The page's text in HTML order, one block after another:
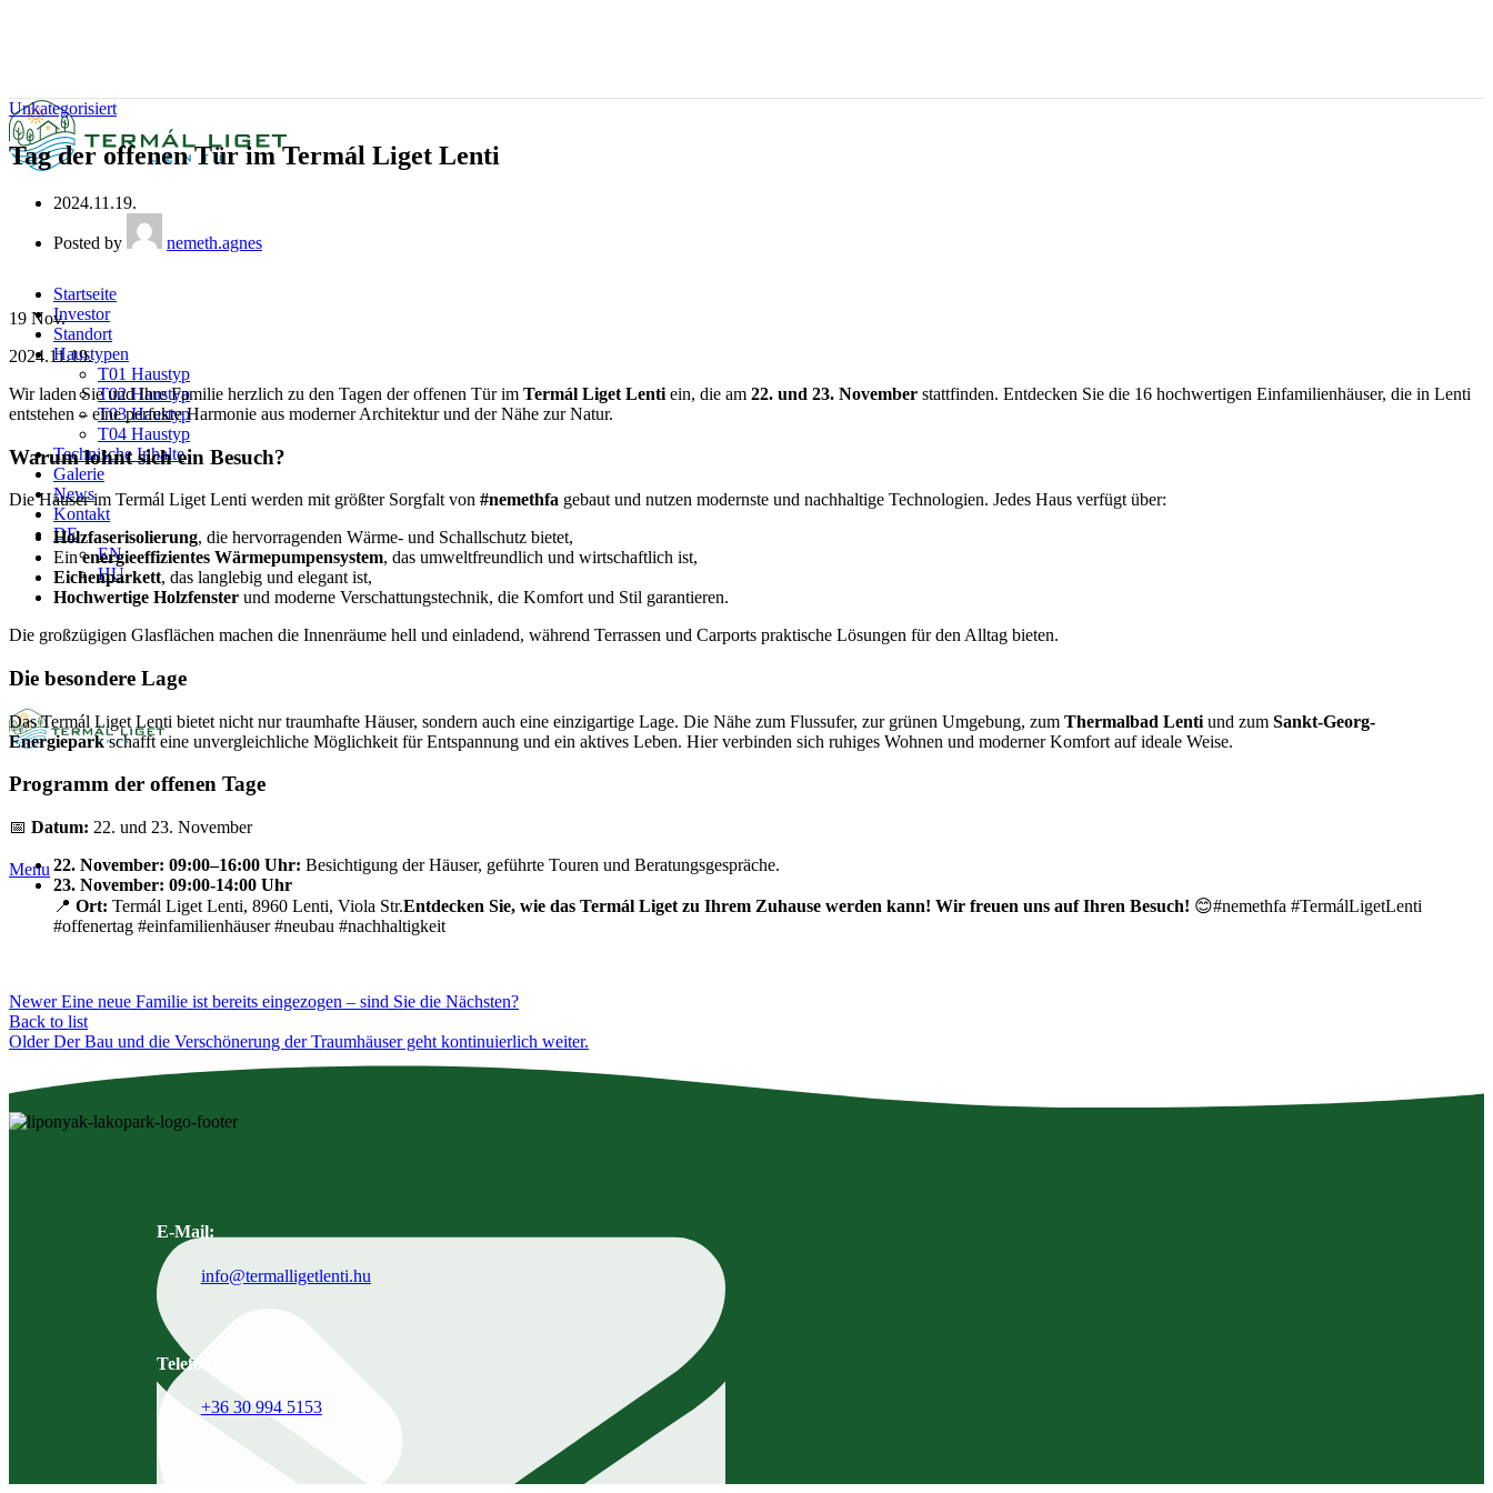
Startseite
Investor
Standort
Haustypen
T01 Haustyp
T02 Haustyp
T03 Haustyp
T04 Haustyp
Technische Inhalte
Galerie
News
Kontakt
DE
EN
HU
Menu
Unkategorisiert
Tag der offenen Tür im Termál Liget Lenti
2024.11.19.
Posted by nemeth.agnes
19 Nov.
2024.11.19.
Wir laden Sie und Ihre Familie herzlich zu den Tagen der offenen Tür im Termál Liget Lenti ein, die am 22. und 23. November stattfinden. Entdecken Sie die 16 hochwertigen Einfamilienhäuser, die in Lenti
entstehen – eine perfekte Harmonie aus moderner Architektur und der Nähe zur Natur.
Warum lohnt sich ein Besuch?
Die Häuser im Termál Liget Lenti werden mit größter Sorgfalt von #nemethfa gebaut und nutzen modernste und nachhaltige Technologien. Jedes Haus verfügt über:
Holzfaserisolierung, die hervorragenden Wärme- und Schallschutz bietet,
Einenergieeffizientes Wärmepumpensystem, das umweltfreundlich und wirtschaftlich ist,
Eichenparkett, das langlebig und elegant ist,
Hochwertige Holzfenster und moderne Verschattungstechnik, die Komfort und Stil garantieren.
Die großzügigen Glasflächen machen die Innenräume hell und einladend, während Terrassen und Carports praktische Lösungen für den Alltag bieten.
Die besondere Lage
Das Termál Liget Lenti bietet nicht nur traumhafte Häuser, sondern auch eine einzigartige Lage. Die Nähe zum Flussufer, zur grünen Umgebung, zum Thermalbad Lenti und zum Sankt-Georg-
Energieparkschafft eine unvergleichliche Möglichkeit für Entspannung und ein aktives Leben. Hier verbinden sich ruhiges Wohnen und moderner Komfort auf ideale Weise.
Programm der offenen Tage
📅 Datum: 22. und 23. November
22. November: 09:00–16:00 Uhr: Besichtigung der Häuser, geführte Touren und Beratungsgespräche.
23. November: 09:00-14:00 Uhr
📍 Ort: Termál Liget Lenti, 8960 Lenti, Viola Str.Entdecken Sie, wie das Termál Liget zu Ihrem Zuhause werden kann! Wir freuen uns auf Ihren Besuch! 😊#nemethfa #TermálLigetLenti
#offenertag #einfamilienhäuser #neubau #nachhaltigkeit
Newer Eine neue Familie ist bereits eingezogen – sind Sie die Nächsten?
Back to list
Older Der Bau und die Verschönerung der Traumhäuser geht kontinuierlich weiter.
E-Mail:
info@termalligetlenti.hu
Telefonnummer:
+36 30 994 5153